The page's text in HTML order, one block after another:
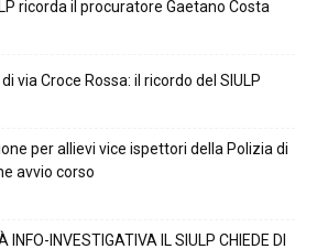
ricorda il procuratore Gaetano Costa
via Croce Rossa: il ricordo del SIULP
per allievi vice ispettori della Polizia di
avvio corso
INFO-INVESTIGATIVA IL SIULP CHIEDE DI